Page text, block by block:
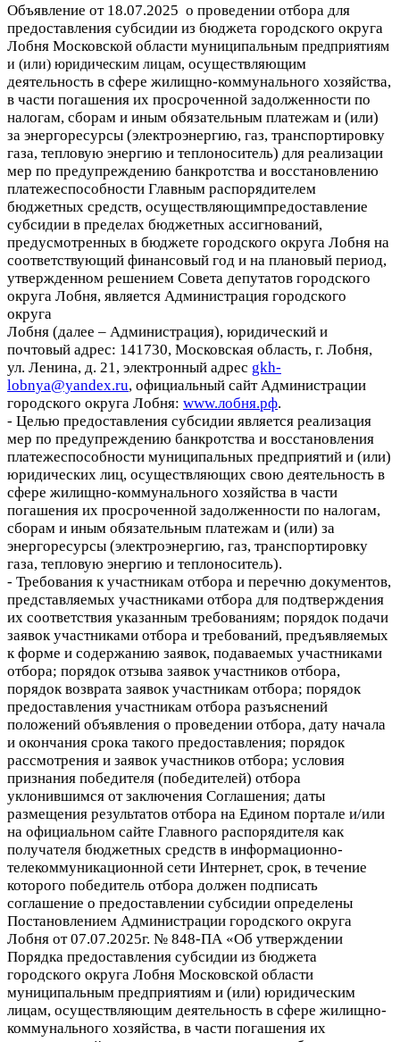
Объявление от 18.07.2025 о проведении отбора для
предоставления субсидии из бюджета городского округа
Лобня Московской области муниципальным предприятиям
и (или) юридическим лицам, осуществляющим
деятельность в сфере жилищно-коммунального хозяйства,
в части погашения их просроченной задолженности по
налогам, сборам и иным обязательным платежам и (или)
за энергоресурсы (электроэнергию, газ, транспортировку
газа, тепловую энергию и теплоноситель) для реализации
мер по предупреждению банкротства и восстановлению
платежеспособности Главным распорядителем
бюджетных средств, осуществляющимпредоставление
субсидии в пределах бюджетных ассигнований,
предусмотренных в бюджете городского округа Лобня на
соответствующий финансовый год и на плановый период,
утвержденном решением Совета депутатов городского
округа Лобня, является Администрация городского
округа
Лобня (далее – Администрация), юридический и
почтовый адрес: 141730, Московская область, г. Лобня,
ул. Ленина, д. 21, электронный адрес gkh-
lobnya@yandex.ru, официальный сайт Администрации
городского округа Лобня: www.лобня.рф.
- Целью предоставления субсидии является реализация
мер по предупреждению банкротства и восстановления
платежеспособности муниципальных предприятий и (или)
юридических лиц, осуществляющих свою деятельность в
сфере жилищно-коммунального хозяйства в части
погашения их просроченной задолженности по налогам,
сборам и иным обязательным платежам и (или) за
энергоресурсы (электроэнергию, газ, транспортировку
газа, тепловую энергию и теплоноситель).
- Требования к участникам отбора и перечню документов,
представляемых участниками отбора для подтверждения
их соответствия указанным требованиям; порядок подачи
заявок участниками отбора и требований, предъявляемых
к форме и содержанию заявок, подаваемых участниками
отбора; порядок отзыва заявок участников отбора,
порядок возврата заявок участникам отбора; порядок
предоставления участникам отбора разъяснений
положений объявления о проведении отбора, дату начала
и окончания срока такого предоставления; порядок
рассмотрения и заявок участников отбора; условия
признания победителя (победителей) отбора
уклонившимся от заключения Соглашения; даты
размещения результатов отбора на Едином портале и/или
на официальном сайте Главного распорядителя как
получателя бюджетных средств в информационно-
телекоммуникационной сети Интернет, срок, в течение
которого победитель отбора должен подписать
соглашение о предоставлении субсидии определены
Постановлением Администрации городского округа
Лобня от 07.07.2025г. № 848-ПА «Об утверждении
Порядка предоставления субсидии из бюджета
городского округа Лобня Московской области
муниципальным предприятиям и (или) юридическим
лицам, осуществляющим деятельность в сфере жилищно-
коммунального хозяйства, в части погашения их